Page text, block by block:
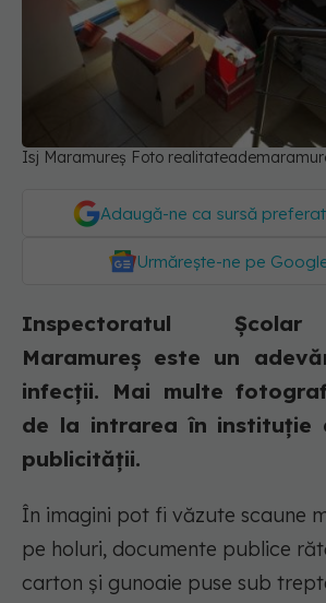
Isj Maramureș Foto
Adaugă-ne ca sursă
Urmărește-ne pe
Inspectoratul
Maramureș este un
infecții. Mai multe
de la intrarea în instituție
publicității.
În imagini pot fi văzute scaune
pe holuri, documente publice
carton și gunoaie puse sub